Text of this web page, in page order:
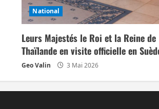
National
Leurs Majestés le Roi et la Reine de
Thaïlande en visite officielle en
Geo Valin 3 Mai 2026